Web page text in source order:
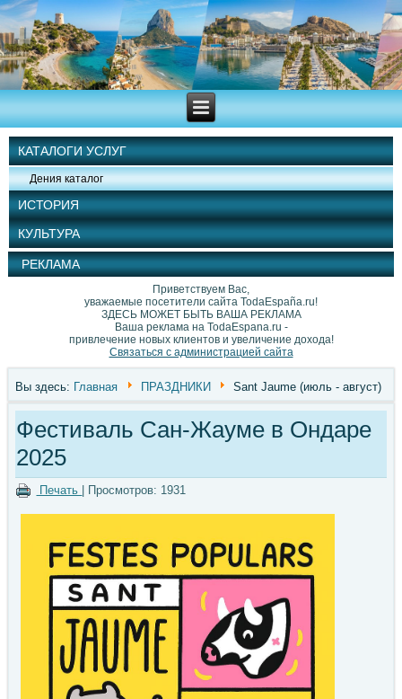
КАТАЛОГИ УСЛУГ
Дения каталог
ИСТОРИЯ
КУЛЬТУРА
РЕКЛАМА
Приветствуем Вас,
уважаемые посетители сайта TodaEspaña.ru!
ЗДЕСЬ МОЖЕТ БЫТЬ ВАША РЕКЛАМА
Ваша реклама на TodaEspana.ru -
привлечение новых клиентов и увеличение дохода!
Связаться с администрацией сайта
Вы здесь: Главная ПРАЗДНИКИ Sant Jaume (июль - август)
Фестиваль Сан-Жауме в Ондаре
2025
Печать | Просмотров: 1931